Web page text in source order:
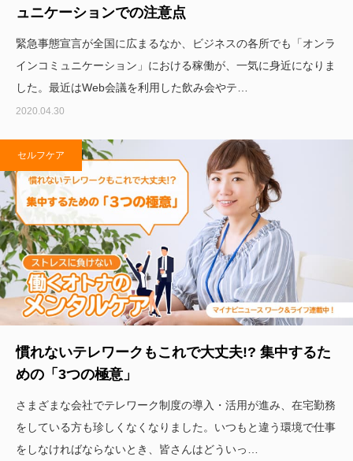
ュニケーションでの注意点
緊急事態宣言が全国に広まるなか、ビジネスの各所でも「オンラ
インコミュニケーション」における稼働が、一気に身近になりま
した。最近はWeb会議を利用した飲み会やテ…
2020.04.30
セルフケア
慣れないテレワークもこれで大丈夫!? 集中するた
めの「3つの極意」
さまざまな会社でテレワーク制度の導入・活用が進み、在宅勤務
をしている方も珍しくなくなりました。いつもと違う環境で仕事
をしなければならないとき、皆さんはどういっ…